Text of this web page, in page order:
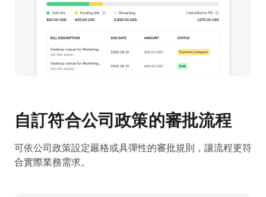
自訂符合公司政策的審批流程
可依公司政策設定嚴格或具彈性的審批規則，讓流程更符
合實際業務需求。